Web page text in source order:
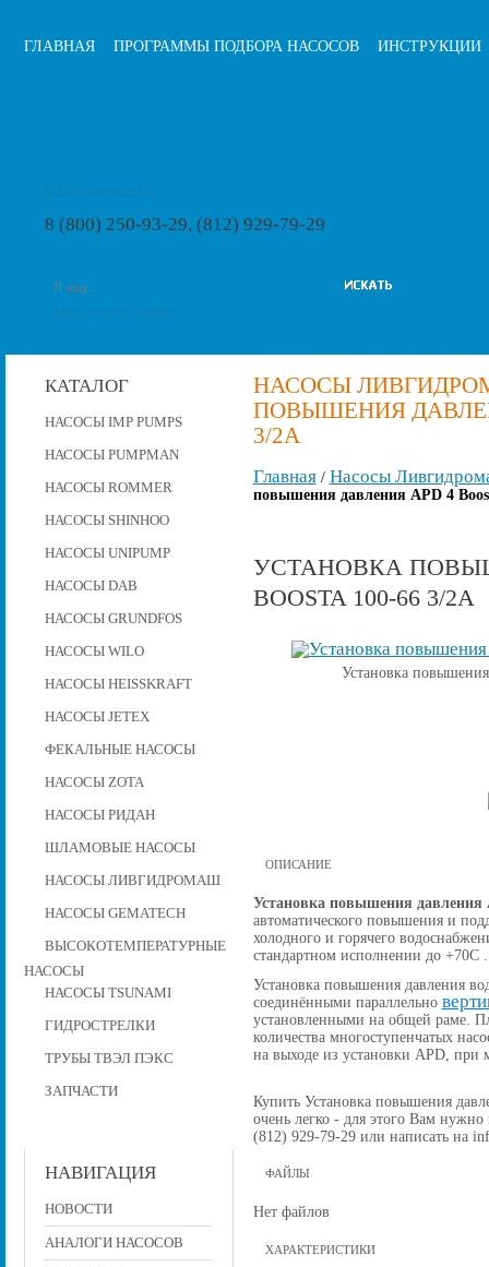
ГЛАВНАЯ ПРОГРАММЫ ПОДБОРА НАСОСОВ ИНСТРУКЦИИ
8 (800) 250-93-29, (812) 929-79-29
КАТАЛОГ
НАСОСЫ IMP PUMPS
НАСОСЫ PUMPMAN
НАСОСЫ ROMMER
НАСОСЫ SHINHOO
НАСОСЫ UNIPUMP
НАСОСЫ DAB
НАСОСЫ GRUNDFOS
НАСОСЫ WILO
НАСОСЫ HEISSKRAFT
НАСОСЫ JETEX
ФЕКАЛЬНЫЕ НАСОСЫ
НАСОСЫ ZOTA
НАСОСЫ РИДАН
ШЛАМОВЫЕ НАСОСЫ
НАСОСЫ ЛИВГИДРОМАШ
НАСОСЫ GEMATECH
ВЫСОКОТЕМПЕРАТУРНЫЕ
НАСОСЫ
НАСОСЫ TSUNAMI
ГИДРОСТРЕЛКИ
ТРУБЫ ТВЭЛ ПЭКС
ЗАПЧАСТИ
НАВИГАЦИЯ
НОВОСТИ
АНАЛОГИ НАСОСОВ
НАСОСЫ
ПОВЫШЕНИЯ
3/2А
Главная/ Насосы
повышения давления APD 4
УСТАНОВКА
BOOSTA 100-66 3/2А
Установка
ОПИСАНИЕ
Установка повышения давления
автоматического повышения и
холодного и горячего
стандартном исполнении до +70С .
Установка повышения давления
соединёнными параллельно
установленными на общей раме.
количества многоступенчатых
на выходе из установки APD,
Купить Установка повышения
очень легко - для этого Вам
(812) 929-79-29 или написать на
ФАЙЛЫ
Нет файлов
ХАРАКТЕРИСТИКИ